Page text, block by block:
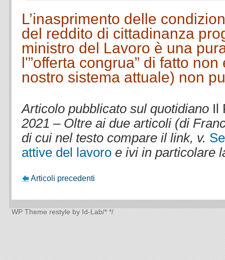
L’inasprimento delle
del reddito di cittadinanza
ministro del Lavoro è una
l'”offerta congrua” di fatto
nostro sistema attuale) non
Articolo pubblicato sul quotidiano Il
2021 – Oltre ai due articoli (di
di cui nel testo compare il link, v.
attive del lavoro e ivi in particolare
Articoli precedenti
WP Theme restyle by Id-Lab/* */